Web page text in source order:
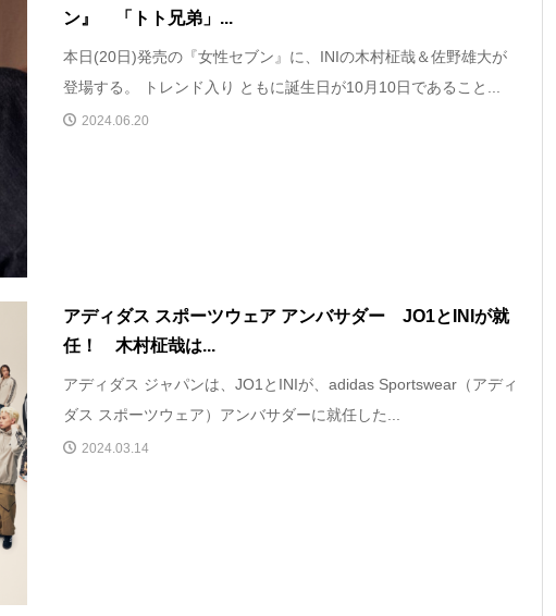
ン』 「トト兄弟」...
本日(20日)発売の『女性セブン』に、INIの木村柾哉＆佐野雄大が
登場する。 トレンド入り ともに誕生日が10月10日であること...
2024.06.20
アディダス スポーツウェア アンバサダー JO1とINIが就
任！ 木村柾哉は...
アディダス ジャパンは、JO1とINIが、adidas Sportswear（アディ
ダス スポーツウェア）アンバサダーに就任した...
2024.03.14